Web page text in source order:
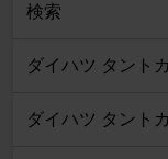
検索
ダイハツ タント
ダイハツ タント